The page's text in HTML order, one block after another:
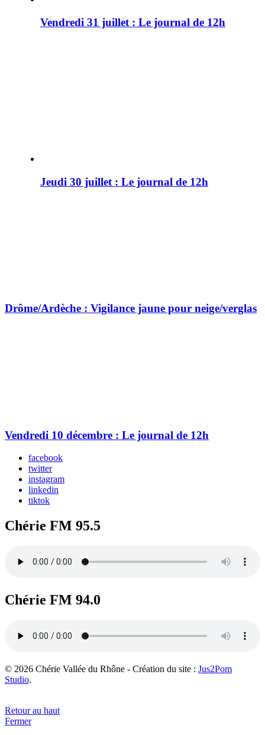
Vendredi 31 juillet : Le journal de 12h
Jeudi 30 juillet : Le journal de 12h
Drôme/Ardèche : Vigilance jaune pour neige/verglas
Vendredi 10 décembre : Le journal de 12h
facebook
twitter
instagram
linkedin
tiktok
Chérie FM 95.5
Chérie FM 94.0
© 2026 Chérie Vallée du Rhône - Création du site : Jus2Pom
Studio.
Retour au haut
Fermer